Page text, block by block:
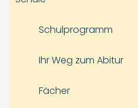
Schulprogramm
Ihr Weg zum Abitur
Fächer